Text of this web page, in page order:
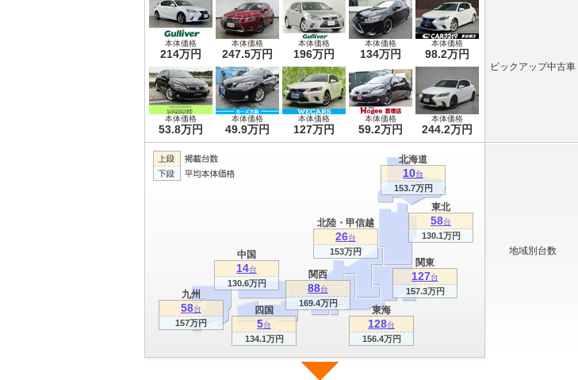
本体価格
214万円
本体価格
247.5万円
本体価格
196万円
本体価格
134万円
本体価格
98.2万円
本体価格
53.8万円
本体価格
49.9万円
本体価格
127万円
本体価格
59.2万円
本体価格
244.2万円
ピックアップ中古車
関東
127台
157.3万円
関西
88台
169.4万円
東海
128台
156.4万円
北海道
10台
153.7万円
九州
58台
157万円
東北
58台
130.1万円
北陸・甲信越
26台
153万円
中国
14台
130.6万円
四国
5台
134.1万円
地域別台数